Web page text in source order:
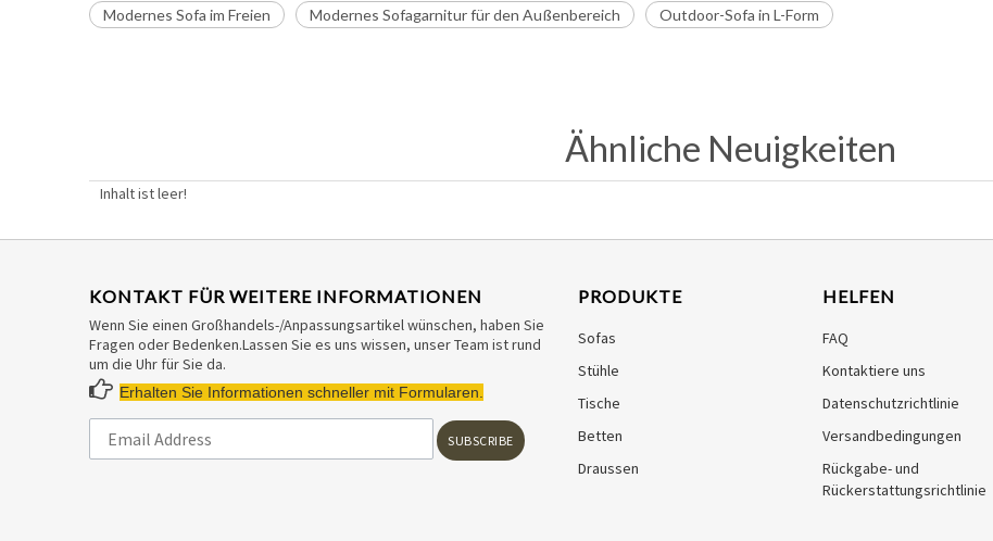
Modernes Sofa im Freien Modernes Sofagarnitur für den Außenbereich Outdoor-Sofa in L-Form
Ähnliche Neuigkeiten
Inhalt ist leer!
KONTAKT FÜR WEITERE INFORMATIONEN
Wenn Sie einen Großhandels-/Anpassungsartikel wünschen, haben Sie
Fragen oder Bedenken.Lassen Sie es uns wissen, unser Team ist rund
um die Uhr für Sie da.
 Erhalten Sie Informationen schneller mit Formularen.
SUBSCRIBE
PRODUKTE
Sofas
Stühle
Tische
Betten
Draussen
HELFEN
FAQ
Kontaktiere uns
Datenschutzrichtlinie
Versandbedingungen
Rückgabe- und
Rückerstattungsrichtlinie